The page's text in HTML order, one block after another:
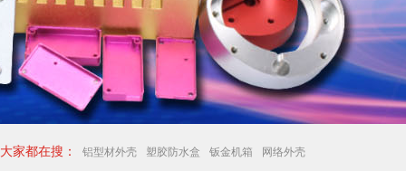
大家都在搜： 铝型材外壳 塑胶防水盒 钣金机箱 网络外壳